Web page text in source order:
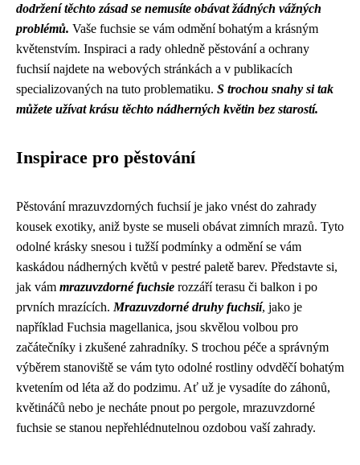
dodržení těchto zásad se nemusíte obávat žádných vážných
problémů. Vaše fuchsie se vám odmění bohatým a krásným
květenstvím. Inspiraci a rady ohledně pěstování a ochrany
fuchsií najdete na webových stránkách a v publikacích
specializovaných na tuto problematiku. S trochou snahy si tak
můžete užívat krásu těchto nádherných květin bez starostí.
Inspirace pro pěstování
Pěstování mrazuvzdorných fuchsií je jako vnést do zahrady
kousek exotiky, aniž byste se museli obávat zimních mrazů. Tyto
odolné krásky snesou i tužší podmínky a odmění se vám
kaskádou nádherných květů v pestré paletě barev. Představte si,
jak vám mrazuvzdorné fuchsie rozzáří terasu či balkon i po
prvních mrazících. Mrazuvzdorné druhy fuchsií, jako je
například Fuchsia magellanica, jsou skvělou volbou pro
začátečníky i zkušené zahradníky. S trochou péče a správným
výběrem stanoviště se vám tyto odolné rostliny odvděčí bohatým
kvetením od léta až do podzimu. Ať už je vysadíte do záhonů,
květináčů nebo je necháte pnout po pergole, mrazuvzdorné
fuchsie se stanou nepřehlédnutelnou ozdobou vaší zahrady.